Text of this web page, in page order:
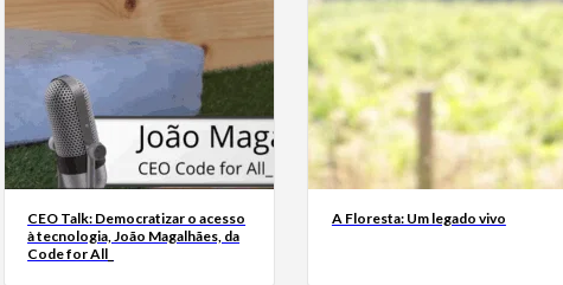
CEO Talk: Democratizar o acesso
à tecnologia, João Magalhães, da
Code for All_
A Floresta: Um legado vivo